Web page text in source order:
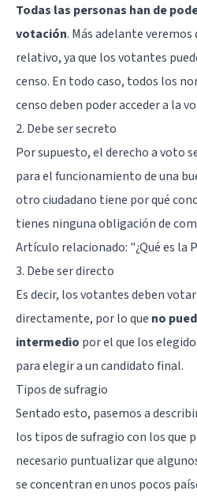
Todas las personas han de
votación. Más adelante veremos
relativo, ya que los votantes
censo. En todo caso, todos los
censo deben poder acceder a la
2. Debe ser secreto
Por supuesto, el derecho a voto
para el funcionamiento de una
otro ciudadano tiene por qué
tienes ninguna obligación de
Artículo relacionado: "¿Qué es la
3. Debe ser directo
Es decir, los votantes deben
directamente, por lo que no
intermedio por el que los
para elegir a un candidato final.
Tipos de sufragio
Sentado esto, pasemos a
los tipos de sufragio con los que
necesario puntualizar que
se concentran en unos pocos